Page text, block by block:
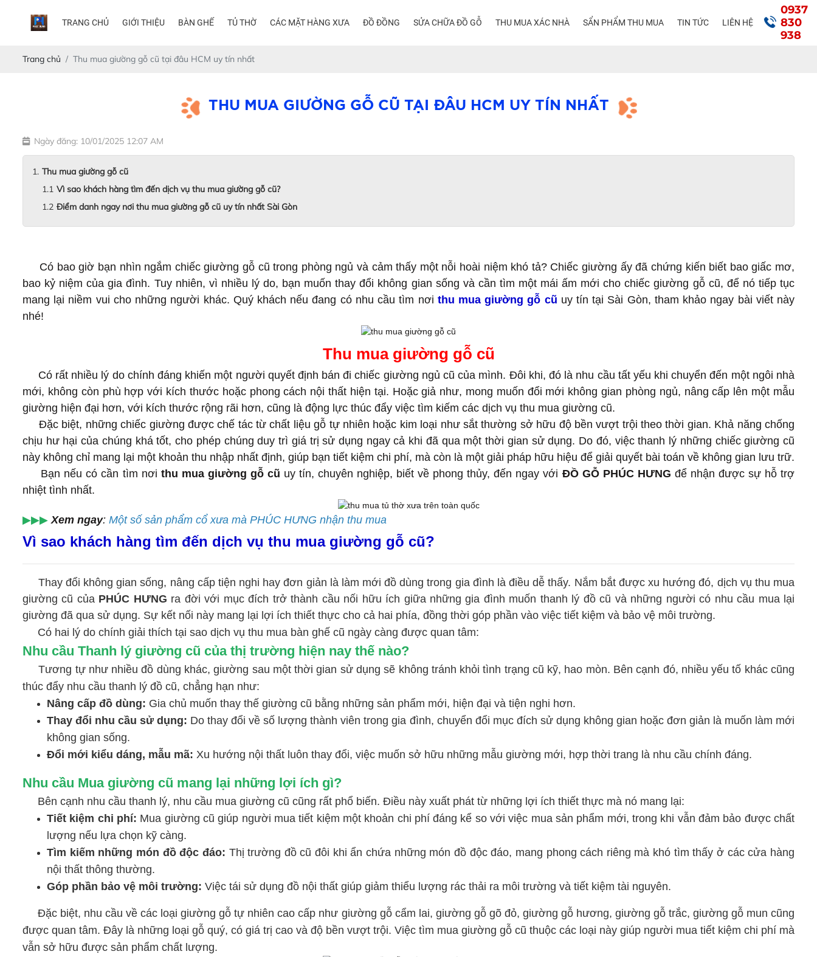
TRANG CHỦ GIỚI THIỆU BÀN GHẾ TỦ THỜ CÁC MẶT HÀNG XƯA ĐỒ ĐỒNG SỬA CHỮA ĐỒ GỖ THU MUA XÁC NHÀ SẨN PHẨM THU MUA TIN TỨC LIÊN HỆ
0937
830
938
Trang chủ Thu mua giường gỗ cũ tại đâu HCM uy tín nhất
THU MUA GIƯỜNG GỖ CŨ TẠI ĐÂU HCM UY TÍN NHẤT
Ngày đăng: 10/01/2025 12:07 AM
Thu mua giường gỗ cũ
Vì sao khách hàng tìm đến dịch vụ thu mua giường gỗ cũ?
Điểm danh ngay nơi thu mua giường gỗ cũ uy tín nhất Sài Gòn
Có bao giờ bạn nhìn ngắm chiếc giường gỗ cũ trong phòng ngủ và cảm thấy một nỗi hoài niệm khó tả? Chiếc giường ấy đã chứng kiến biết bao giấc mơ,
bao kỷ niệm của gia đình. Tuy nhiên, vì nhiều lý do, bạn muốn thay đổi không gian sống và cần tìm một mái ấm mới cho chiếc giường gỗ cũ, để nó tiếp tục
mang lại niềm vui cho những người khác. Quý khách nếu đang có nhu cầu tìm nơi thu mua giường gỗ cũ uy tín tại Sài Gòn, tham khảo ngay bài viết này
nhé!
Thu mua giường gỗ cũ
Có rất nhiều lý do chính đáng khiến một người quyết định bán đi chiếc giường ngủ cũ của mình. Đôi khi, đó là nhu cầu tất yếu khi chuyển đến một ngôi nhà
mới, không còn phù hợp với kích thước hoặc phong cách nội thất hiện tại. Hoặc giả như, mong muốn đổi mới không gian phòng ngủ, nâng cấp lên một mẫu
giường hiện đại hơn, với kích thước rộng rãi hơn, cũng là động lực thúc đẩy việc tìm kiếm các dịch vụ thu mua giường cũ.
Đặc biệt, những chiếc giường được chế tác từ chất liệu gỗ tự nhiên hoặc kim loại như sắt thường sở hữu độ bền vượt trội theo thời gian. Khả năng chống
chịu hư hại của chúng khá tốt, cho phép chúng duy trì giá trị sử dụng ngay cả khi đã qua một thời gian sử dụng. Do đó, việc thanh lý những chiếc giường cũ
này không chỉ mang lại một khoản thu nhập nhất định, giúp bạn tiết kiệm chi phí, mà còn là một giải pháp hữu hiệu để giải quyết bài toán về không gian lưu trữ.
Bạn nếu có cần tìm nơi thu mua giường gỗ cũ uy tín, chuyên nghiệp, biết về phong thủy, đến ngay với ĐỒ GỖ PHÚC HƯNG để nhận được sự hỗ trợ
nhiệt tình nhất.
▶▶▶ Xem ngay: Một số sản phẩm cổ xưa mà PHÚC HƯNG nhận thu mua
Vì sao khách hàng tìm đến dịch vụ thu mua giường gỗ cũ?
Thay đổi không gian sống, nâng cấp tiện nghi hay đơn giản là làm mới đồ dùng trong gia đình là điều dễ thấy. Nắm bắt được xu hướng đó, dịch vụ thu mua
giường cũ của PHÚC HƯNG ra đời với mục đích trở thành cầu nối hữu ích giữa những gia đình muốn thanh lý đồ cũ và những người có nhu cầu mua lại
giường đã qua sử dụng. Sự kết nối này mang lại lợi ích thiết thực cho cả hai phía, đồng thời góp phần vào việc tiết kiệm và bảo vệ môi trường.
Có hai lý do chính giải thích tại sao dịch vụ thu mua bàn ghế cũ ngày càng được quan tâm:
Nhu cầu Thanh lý giường cũ của thị trường hiện nay thế nào?
Tương tự như nhiều đồ dùng khác, giường sau một thời gian sử dụng sẽ không tránh khỏi tình trạng cũ kỹ, hao mòn. Bên cạnh đó, nhiều yếu tố khác cũng
thúc đẩy nhu cầu thanh lý đồ cũ, chẳng hạn như:
Nâng cấp đồ dùng: Gia chủ muốn thay thế giường cũ bằng những sản phẩm mới, hiện đại và tiện nghi hơn.
Thay đổi nhu cầu sử dụng: Do thay đổi về số lượng thành viên trong gia đình, chuyển đổi mục đích sử dụng không gian hoặc đơn giản là muốn làm mới
không gian sống.
Đổi mới kiểu dáng, mẫu mã: Xu hướng nội thất luôn thay đổi, việc muốn sở hữu những mẫu giường mới, hợp thời trang là nhu cầu chính đáng.
Nhu cầu Mua giường cũ mang lại những lợi ích gì?
Bên cạnh nhu cầu thanh lý, nhu cầu mua giường cũ cũng rất phổ biến. Điều này xuất phát từ những lợi ích thiết thực mà nó mang lại:
Tiết kiệm chi phí: Mua giường cũ giúp người mua tiết kiệm một khoản chi phí đáng kể so với việc mua sản phẩm mới, trong khi vẫn đảm bảo được chất
lượng nếu lựa chọn kỹ càng.
Tìm kiếm những món đồ độc đáo: Thị trường đồ cũ đôi khi ẩn chứa những món đồ độc đáo, mang phong cách riêng mà khó tìm thấy ở các cửa hàng
nội thất thông thường.
Góp phần bảo vệ môi trường: Việc tái sử dụng đồ nội thất giúp giảm thiểu lượng rác thải ra môi trường và tiết kiệm tài nguyên.
Đặc biệt, nhu cầu về các loại giường gỗ tự nhiên cao cấp như giường gỗ cẩm lai, giường gỗ gõ đỏ, giường gỗ hương, giường gỗ trắc, giường gỗ mun cũng
được quan tâm. Đây là những loại gỗ quý, có giá trị cao và độ bền vượt trội. Việc tìm mua giường gỗ cũ thuộc các loại này giúp người mua tiết kiệm chi phí mà
vẫn sở hữu được sản phẩm chất lượng.